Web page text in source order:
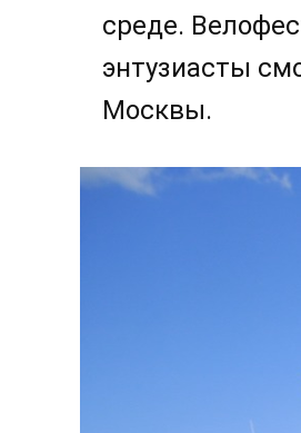
среде.
энтузиасты
Москвы.